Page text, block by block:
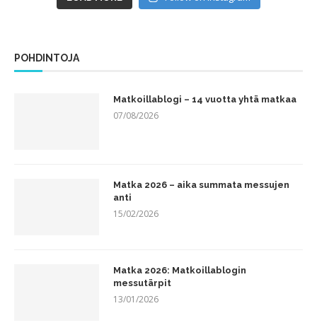
POHDINTOJA
Matkoillablogi – 14 vuotta yhtä matkaa
07/08/2026
Matka 2026 – aika summata messujen
anti
15/02/2026
Matka 2026: Matkoillablogin
messutärpit
13/01/2026